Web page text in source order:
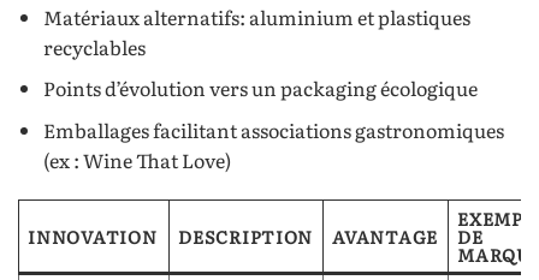
Matériaux alternatifs: aluminium et plastiques
recyclables
Points d’évolution vers un packaging écologique
Emballages facilitant associations gastronomiques
(ex : Wine That Love)
INNOVATION DESCRIPTION AVANTAGE DE